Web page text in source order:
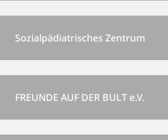
Sozialpädiatrisches Zentrum
FREUNDE AUF DER BULT e.V.